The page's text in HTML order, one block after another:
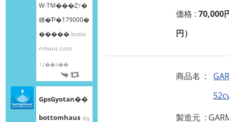
W-TM���Ȥ߹�
碌�Ƥ�179000�
����� botto
mhaus.com
12��5��
GpsGyotan��
bottomhaus @g
価格 : 70,000
円）
商品名 :
製造元 :